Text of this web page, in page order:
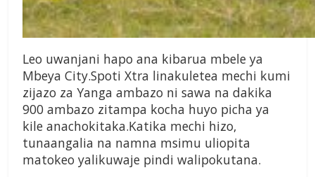
Leo uwanjani hapo ana kibarua mbele ya
Mbeya City.Spoti Xtra linakuletea mechi kumi
zijazo za Yanga ambazo ni sawa na dakika
900 ambazo zitampa kocha huyo picha ya
kile anachokitaka.Katika mechi hizo,
tunaangalia na namna msimu uliopita
matokeo yalikuwaje pindi walipokutana.